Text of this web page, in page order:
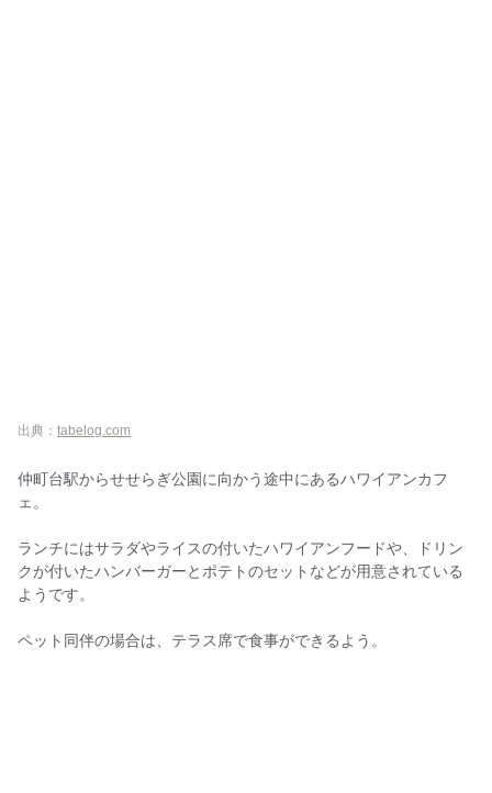
出典： tabelog.com
仲町台駅からせせらぎ公園に向かう途中にあるハワイアンカフ
ェ。
ランチにはサラダやライスの付いたハワイアンフードや、ドリン
クが付いたハンバーガーとポテトのセットなどが用意されている
ようです。
ペット同伴の場合は、テラス席で食事ができるよう。